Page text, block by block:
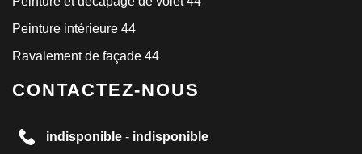
Peinture intérieure 44
Ravalement de façade 44
CONTACTEZ-NOUS
indisponible - indisponible